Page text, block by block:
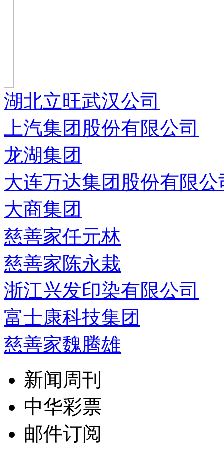
湖北立旺武汉公司
上汽集团股份有限公司
龙湖集团
大连万达集团股份有限公
大商集团
慈善家任元林
慈善家陈永栽
浙江兴发印染有限公司
富士康科技集团
慈善家魏腾雄
新闻周刊
中华彩票
邮件订阅